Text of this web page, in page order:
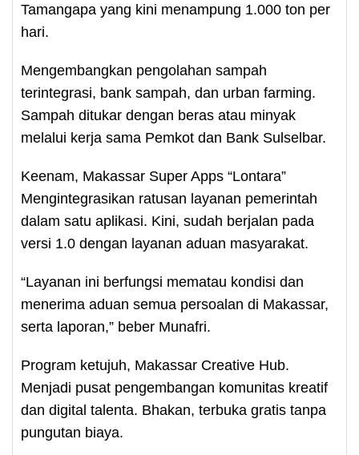
Tamangapa yang kini menampung 1.000 ton per
hari.
Mengembangkan pengolahan sampah
terintegrasi, bank sampah, dan urban farming.
Sampah ditukar dengan beras atau minyak
melalui kerja sama Pemkot dan Bank Sulselbar.
Keenam, Makassar Super Apps “Lontara”
Mengintegrasikan ratusan layanan pemerintah
dalam satu aplikasi. Kini, sudah berjalan pada
versi 1.0 dengan layanan aduan masyarakat.
“Layanan ini berfungsi mematau kondisi dan
menerima aduan semua persoalan di Makassar,
serta laporan,” beber Munafri.
Program ketujuh, Makassar Creative Hub.
Menjadi pusat pengembangan komunitas kreatif
dan digital talenta. Bhakan, terbuka gratis tanpa
pungutan biaya.